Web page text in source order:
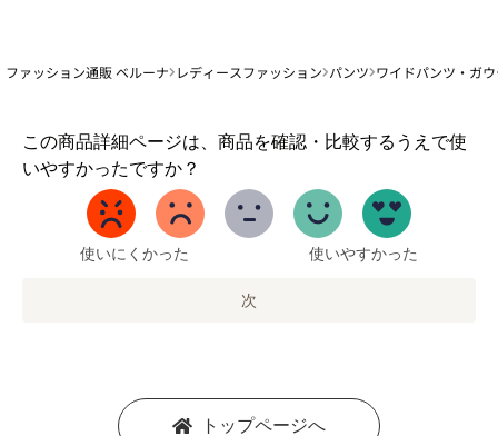
ファッション通販 ベルーナ レディースファッション パンツ ワイドパンツ・ガ
この商品詳細ページは、商品を確認・比較するうえで使
いやすかったですか？
1
か
使いにくかった 使いやすかった
次
トップページへ